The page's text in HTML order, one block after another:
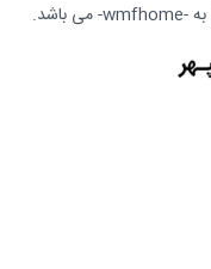
-wmfhome-
می باشد.